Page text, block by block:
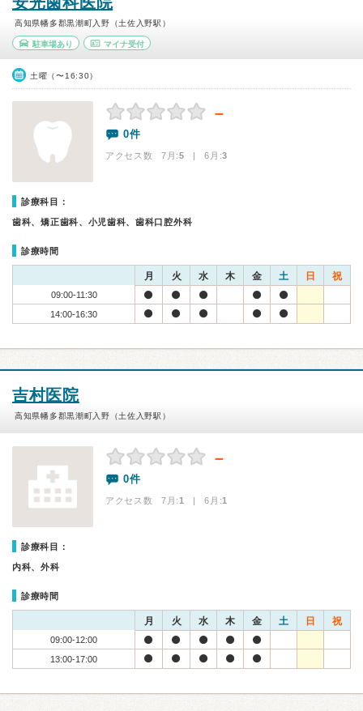
高知県幡多郡黒潮町入野（土佐入野駅）
駐車場あり マイナ受付
土曜（〜16:30）
－
0件
アクセス数 7月:5 | 6月:3
診療科目：
歯科、矯正歯科、小児歯科、歯科口腔外科
診療時間
月 火 水 木 金 土 日 祝
09:00-11:30
14:00-16:30
吉村医院
高知県幡多郡黒潮町入野（土佐入野駅）
－
0件
アクセス数 7月:1 | 6月:1
診療科目：
内科、外科
診療時間
月 火 水 木 金 土 日 祝
09:00-12:00
13:00-17:00